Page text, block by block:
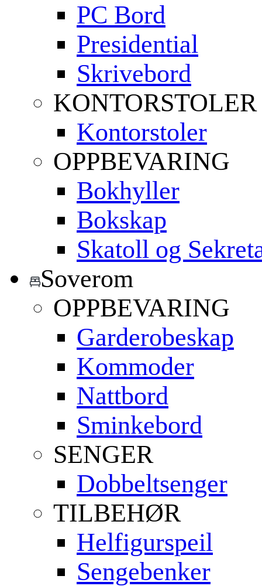
PC Bord
Presidential
Skrivebord
KONTORSTOLER
Kontorstoler
OPPBEVARING
Bokhyller
Bokskap
Skatoll og
Soverom
OPPBEVARING
Garderobeskap
Kommoder
Nattbord
Sminkebord
SENGER
Dobbeltsenger
TILBEHØR
Helfigurspeil
Sengebenker